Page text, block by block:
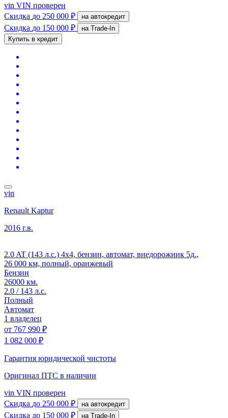
vin VIN проверен
Скидка до 250 000 ₽ на автокредит
Скидка до 150 000 ₽
на Trade-In
Купить в кредит
vin
Renault Kaptur
2016 г.в.
2.0 AT (143 л.с.) 4x4, бензин, автомат, внедорожник 5д.,
26 000 км, полный, оранжевый
Бензин
26000 км.
2.0 / 143 л.с.
Полный
Автомат
1 владелец
от 767 990 ₽
1 082 000 ₽
Гарантия юридической чистоты
Оригинал ПТС в наличии
vin VIN проверен
Скидка до 250 000 ₽ на автокредит
Скидка до 150 000 ₽ на Trade-In